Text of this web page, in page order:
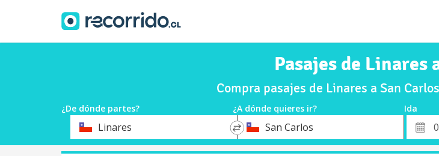
Pasajes de Linares
Compra pasajes de Linares a San
¿De dónde partes? ¿A dónde quieres ir? Ida
OrigenLinares
*
DestinoSan Carlos
Fecha
de